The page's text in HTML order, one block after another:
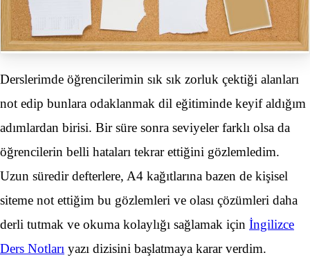
Derslerimde öğrencilerimin sık sık zorluk çektiği alanları
not edip bunlara odaklanmak dil eğitiminde keyif aldığım
adımlardan birisi. Bir süre sonra seviyeler farklı olsa da
öğrencilerin belli hataları tekrar ettiğini gözlemledim.
Uzun süredir defterlere, A4 kağıtlarına bazen de kişisel
siteme not ettiğim bu gözlemleri ve olası çözümleri daha
derli tutmak ve okuma kolaylığı sağlamak için İngilizce
Ders Notları yazı dizisini başlatmaya karar verdim.